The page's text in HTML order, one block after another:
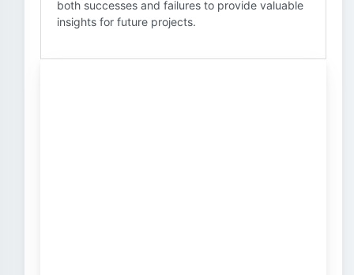
both successes and failures to provide valuable
insights for future projects.